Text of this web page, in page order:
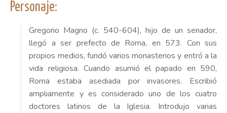
Personaje:
Gregorio Magno (c. 540-604), hijo de un senador,
llegó a ser prefecto de Roma, en 573. Con sus
propios medios, fundó varios monasterios y entró a la
vida religiosa. Cuando asumió el papado en 590,
Roma estaba asediada por invasores. Escribió
ampliamente y es considerado uno de los cuatro
doctores latinos de la Iglesia. Introdujo varias